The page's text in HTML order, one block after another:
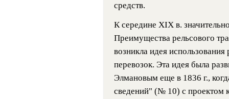
средств.
К середине XIX в.
Преимущества рельсового
возникла идея
перевозок. Эта идея была
Элмановым еще в 1836 г.,
сведений" (№ 10) с проектом